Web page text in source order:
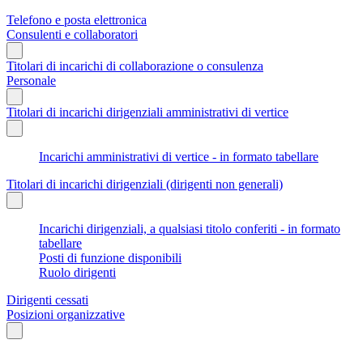
Telefono e posta elettronica
Consulenti e collaboratori
Titolari di incarichi di collaborazione o consulenza
Personale
Titolari di incarichi dirigenziali amministrativi di vertice
Incarichi amministrativi di vertice - in formato tabellare
Titolari di incarichi dirigenziali (dirigenti non generali)
Incarichi dirigenziali, a qualsiasi titolo conferiti - in formato
tabellare
Posti di funzione disponibili
Ruolo dirigenti
Dirigenti cessati
Posizioni organizzative